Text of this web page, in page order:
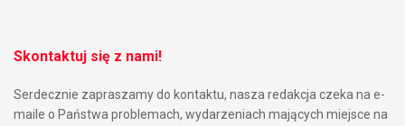
Skontaktuj się z nami!
Serdecznie zapraszamy do kontaktu, nasza redakcja czeka na e-
maile o Państwa problemach, wydarzeniach mających miejsce na